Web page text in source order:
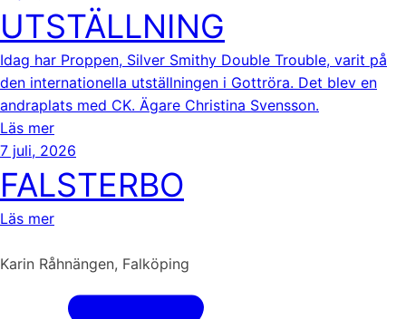
UTSTÄLLNING
Idag har Proppen, Silver Smithy Double Trouble, varit på
den internationella utställningen i Gottröra. Det blev en
andraplats med CK. Ägare Christina Svensson.
Läs mer
7 juli, 2026
FALSTERBO
Läs mer
Karin Råhnängen, Falköping